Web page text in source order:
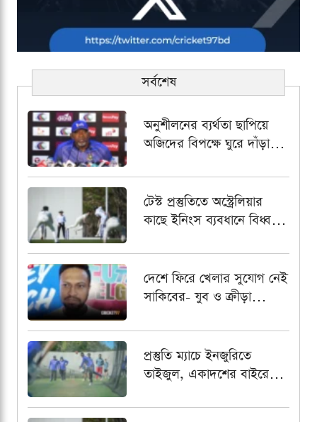
সর্বশেষ
অনুশীলনের ব্যর্থতা ছাপিয়ে
অজিদের বিপক্ষে ঘুরে দাঁড়াতে
টেস্ট প্রস্তুতিতে অস্ট্রেলিয়ার
কাছে ইনিংস ব্যবধানে বিধ্বস্ত
দেশে ফিরে খেলার সুযোগ নেই
সাকিবের- যুব ও ক্রীড়া
প্রস্তুতি ম্যাচে ইনজুরিতে
তাইজুল, একাদশের বাইরে